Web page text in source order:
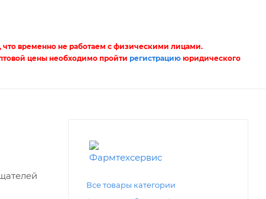
что временно не работаем с физическими лицами.
цены необходимо пройтирегистрацию юридического
Все товары категории